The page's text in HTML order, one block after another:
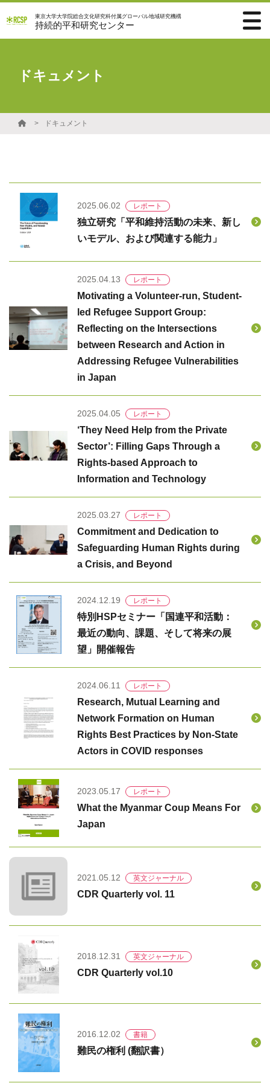
東京大学大学院総合文化研究科付属グローバル地域研究機構
持続的平和研究センター
ドキュメント
ドキュメント
2025.06.02 レポート
独立研究「平和維持活動の未来、新し
いモデル、および関連する能力」
2025.04.13 レポート
Motivating a Volunteer-run, Student-
led Refugee Support Group:
Reflecting on the Intersections
between Research and Action in
Addressing Refugee Vulnerabilities
in Japan
2025.04.05 レポート
‘They Need Help from the Private
Sector’: Filling Gaps Through a
Rights-based Approach to
Information and Technology
2025.03.27 レポート
Commitment and Dedication to
Safeguarding Human Rights during
a Crisis, and Beyond
2024.12.19 レポート
特別HSPセミナー「国連平和活動：
最近の動向、課題、そして将来の展
望」開催報告
2024.06.11 レポート
Research, Mutual Learning and
Network Formation on Human
Rights Best Practices by Non-State
Actors in COVID responses
2023.05.17 レポート
What the Myanmar Coup Means For
Japan
2021.05.12 英文ジャーナル
CDR Quarterly vol. 11
2018.12.31 英文ジャーナル
CDR Quarterly vol.10
2016.12.02 書籍
難民の権利 (翻訳書）